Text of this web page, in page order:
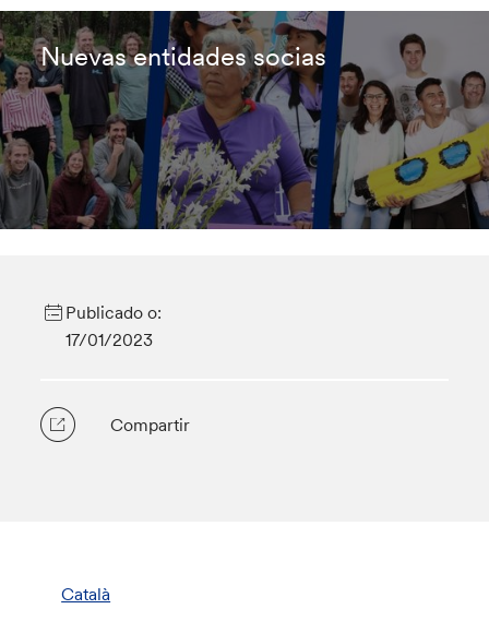
Nuevas entidades socias
Publicado o:
17/01/2023
Compartir
Català